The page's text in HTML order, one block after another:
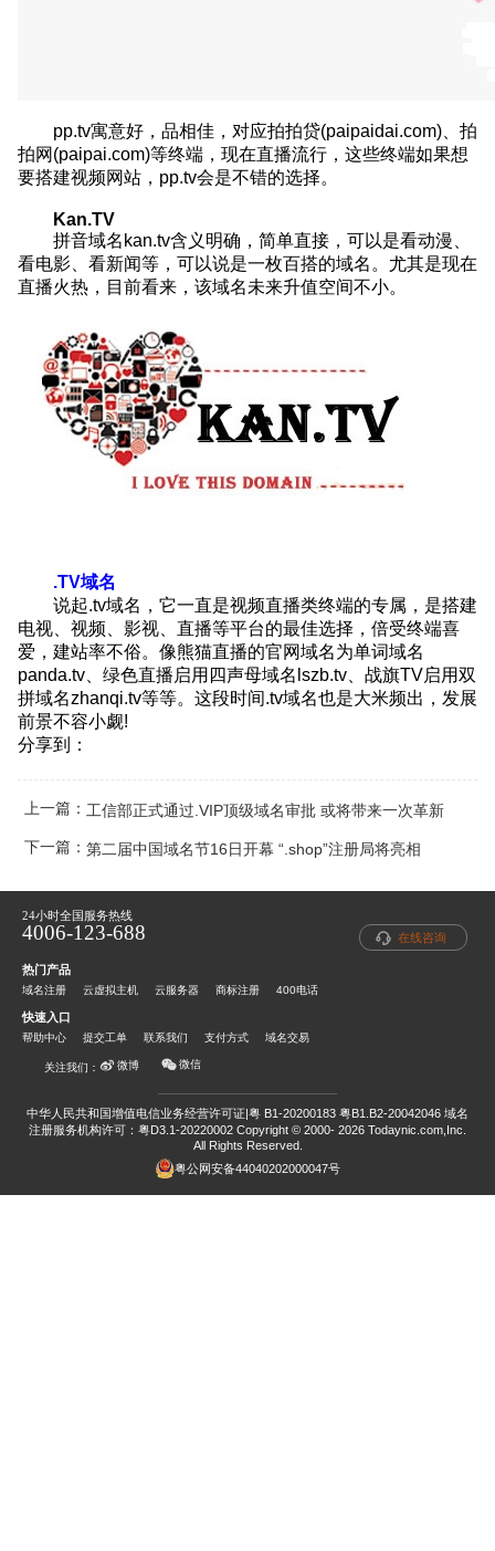
pp.tv寓意好，品相佳，对应拍拍贷(paipaidai.com)、拍
拍网(paipai.com)等终端，现在直播流行，这些终端如果想
要搭建视频网站，pp.tv会是不错的选择。
Kan.TV
拼音域名kan.tv含义明确，简单直接，可以是看动漫、
看电影、看新闻等，可以说是一枚百搭的域名。尤其是现在
直播火热，目前看来，该域名未来升值空间不小。
.TV域名
说起.tv域名，它一直是视频直播类终端的专属，是搭建
电视、视频、影视、直播等平台的最佳选择，倍受终端喜
爱，建站率不俗。像熊猫直播的官网域名为单词域名
panda.tv、绿色直播启用四声母域名lszb.tv、战旗TV启用双
拼域名zhanqi.tv等等。这段时间.tv域名也是大米频出，发展
前景不容小觑!
分享到：
上一篇： 工信部正式通过.VIP顶级域名审批 或将带来一次革新
下一篇：第二届中国域名节16日开幕 “.shop”注册局将亮相
24小时全国服务热线
4006-123-688 在线咨询
热门产品
域名注册 云虚拟主机 云服务器 商标注册 400电话
快速入口
帮助中心 提交工单 联系我们 支付方式 域名交易
关注我们： 微博 微信
中华人民共和国增值电信业务经营许可证|粤 B1-20200183 粤B1.B2-20042046 域名
注册服务机构许可：粤D3.1-20220002 Copyright © 2000- 2026 Todaynic.com,Inc.
All Rights Reserved.
粤公网安备44040202000047号